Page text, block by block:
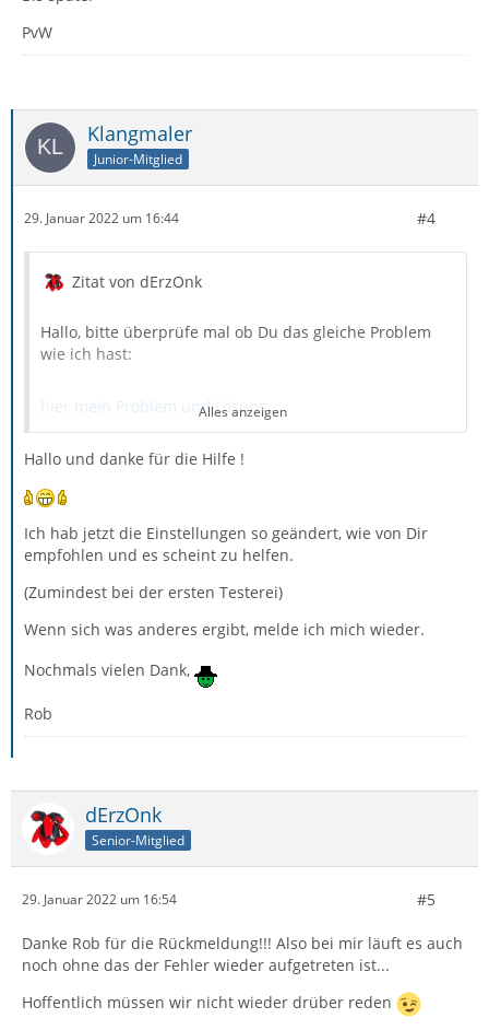
PvW
Klangmaler
Junior-Mitglied
29. Januar 2022 um 16:44 #4
Zitat von dErzOnk
Hallo, bitte überprüfe mal ob Du das gleiche Problem
wie ich hast:
hier mein Problem und Lösung...
sprich:
Konto->Einstellungen->Server-Einstellungen->Erweitert
und dort Maximale Anzahl der aufrecht erhaltenen
Serververbindungen auf 1 setzen.
Über eine Rückmeldung würde ich mich freuen, Grüße
dErzOnk
Alles anzeigen
Hallo und danke für die Hilfe !
Ich hab jetzt die Einstellungen so geändert, wie von Dir
empfohlen und es scheint zu helfen.
(Zumindest bei der ersten Testerei)
Wenn sich was anderes ergibt, melde ich mich wieder.
Nochmals vielen Dank,
Rob
dErzOnk
Senior-Mitglied
29. Januar 2022 um 16:54 #5
Danke Rob für die Rückmeldung!!! Also bei mir läuft es auch
noch ohne das der Fehler wieder aufgetreten ist...
Hoffentlich müssen wir nicht wieder drüber reden